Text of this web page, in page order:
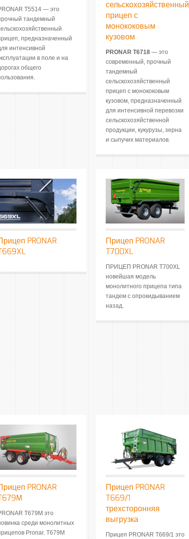
T5514 — это
тандемный
предназначенный
интенсивной
в поле и на
общего
сельскохозяйственный
прицеп с
монококовым
кузовом
PRONAR T6718 — это
современный, прочный
тандемный
сельскохозяйственный
прицеп с монококовым
кузовом, предназначенный
для интенсивной перевозки
сельскохозяйственной
продукции, кукурузы, зерна
и сыпучих материалов.
PRONAR
T669XL
Прицеп PRONAR
T700XL
ПРИЦЕП PRONAR T700XL
новейшая модель
монолитного прицепа типа
тандем с опрокидыванием
назад.
PRONAR
T679M
T679M это
среди монолитных
Pronar. T679M
Прицеп PRONAR
T669/1
трехсторонняя
выгрузка
Прицеп PRONAR T669/1 это